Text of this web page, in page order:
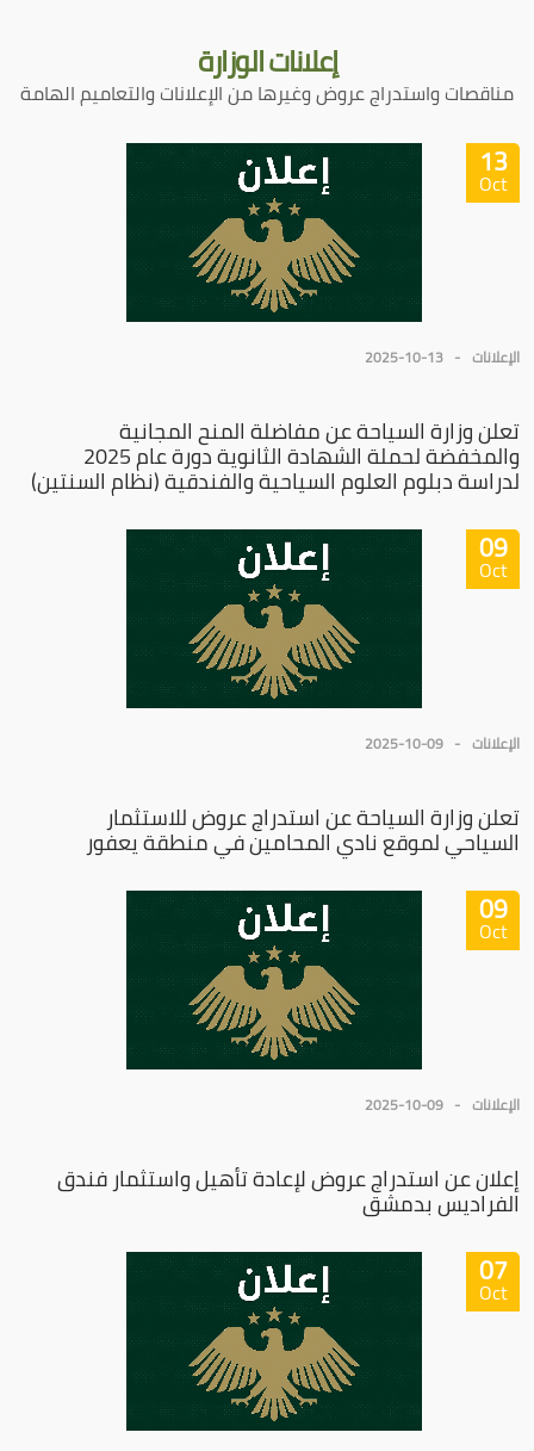
إعلاناتالوزارة
مناقصات واستدراج عروض وغيرها من الإعلانات والتعاميم الهامة
13
Oct
الإعلانات 2025-10-13
تعلن وزارة السياحة عن مفاضلة المنح المجانية
والمخفضة لحملة الشهادة الثانوية دورة عام 2025
لدراسة دبلوم العلوم السياحية والفندقية (نظام السنتين)
09
Oct
الإعلانات 2025-10-09
تعلن وزارة السياحة عن استدراج عروض للاستثمار
السياحي لموقع نادي المحامين في منطقة يعفور
09
Oct
الإعلانات 2025-10-09
إعلان عن استدراج عروض لإعادة تأهيل واستثمار فندق
الفراديس بدمشق
07
Oct